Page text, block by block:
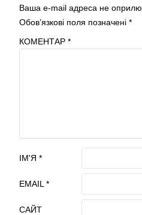
Ваша e-mail адреса не
Обов’язкові поля позначені *
КОМЕНТАР *
ІМ'Я *
EMAIL *
САЙТ